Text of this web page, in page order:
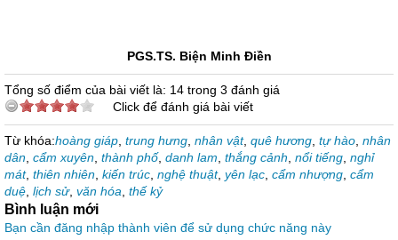
PGS.TS. Biện Minh Điền
Tổng số điểm của bài viết là: 14 trong 3 đánh giá
Click để đánh giá bài viết
Từ khóa:hoàng giáp trung hưng nhân vật, quê hương tự hào nhân
dân cẩm xuyên thành phố, danh lam thắng cảnh nổi tiếng nghỉ
mát, thiên nhiên kiến trúc nghệ thuật, yên lạc cẩm nhượng cẩm
duệ lịch sử, văn hóa thế kỷ
Bình luận mới
Bạn cần đăng nhập thành viên để sử dụng chức năng này